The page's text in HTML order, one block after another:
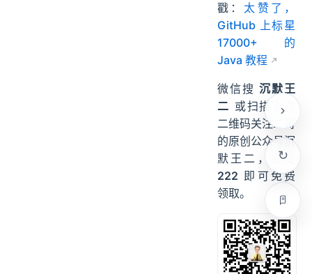
戳： 太赞了，
GitHub 上标星
17000+ 的
Java 教程
微信搜沉默王
二 或扫描下方
二维码关注二哥
的原创公众号沉
默王二，回复
222 即可免费
领取。